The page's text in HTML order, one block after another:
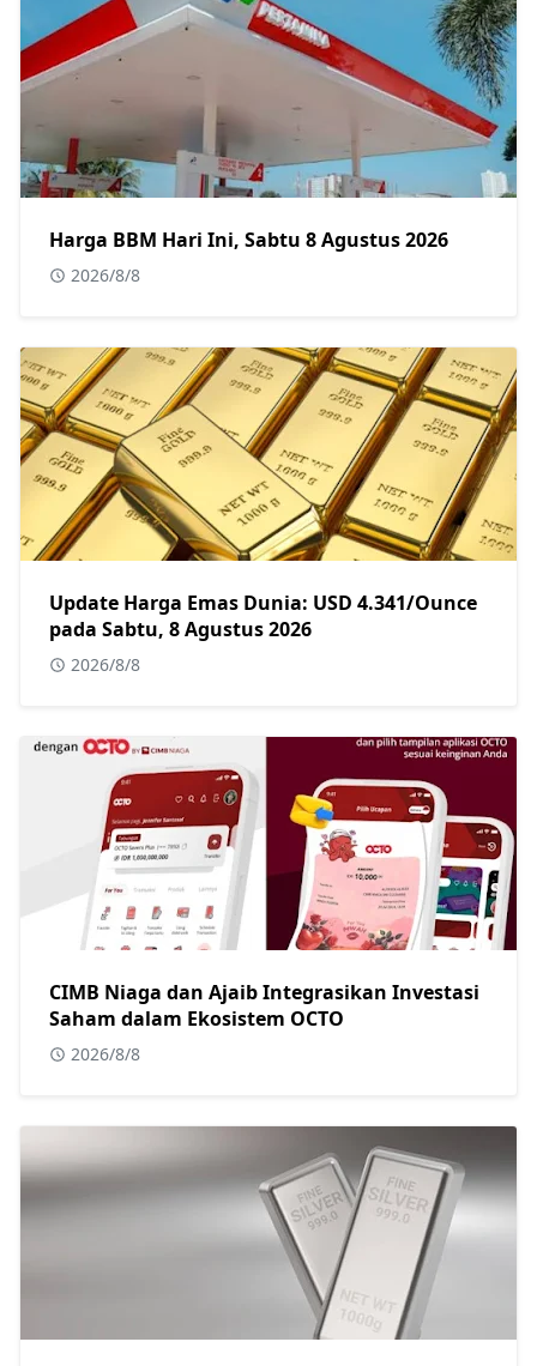
Harga BBM Hari Ini, Sabtu 8 Agustus 2026
2026/8/8
Update Harga Emas Dunia: USD 4.341/Ounce
pada Sabtu, 8 Agustus 2026
2026/8/8
CIMB Niaga dan Ajaib Integrasikan Investasi
Saham dalam Ekosistem OCTO
2026/8/8